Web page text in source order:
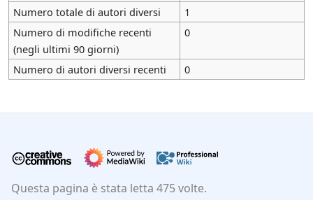
Numero totale di autori diversi
1
Numero di modifiche recenti
(negli ultimi 90 giorni)
0
Numero di autori diversi recenti 0
Questa pagina è stata letta 475 volte.